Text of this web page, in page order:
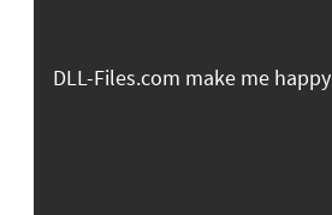
DLL-Files.com make me happy